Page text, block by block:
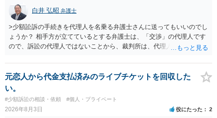
求めるものにすぎません。貴殿の仕入先との取引関係や返金時期など
の内部事情は、私に対する返還義務の発生や履行時期には何ら影響を
及ぼすものではありません。 これ以上、本件の解決を不必要に遅延さ
せることなく、誠意をもって速やかに返金手続を履行されるよう、強
く求めます。 以上
白井 弘昭 弁護士
>少額訟訴の手続きを代理人を名乗る弁護士さんに送ってもいいのでし
ょうか？ 相手方が立てているとする弁護士は、「交渉」の代理人です
ので、訴訟の代理人ではないことから、裁判所は、代理人宛ての訴状
ている場合は、相手方（被告）の住所で訴状を作成提出し、裁判所に
代理人が就いていたことを知らせると（訴状の記載内容から明らかな
場合も）、裁判所が当該代理人弁護士に事前連絡し、引き続き訴訟も
受任するかを聞いたうえで、受任の意志が明らかになったところで、
直接被告に送達するのではなく、代理人に訴状の受領を促すこともあ
ります。 ラインのやり取りでしか証拠がないと、実際の本人性が明ら
元恋人から代金支払済みのライブチケットを回収した
い。
#少額訴訟の相談・依頼 #個人・プライベート
2026年8月3日 役にたった 2